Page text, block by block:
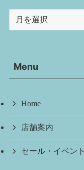
ブMenu
Home
店舗案内
セール・イベント